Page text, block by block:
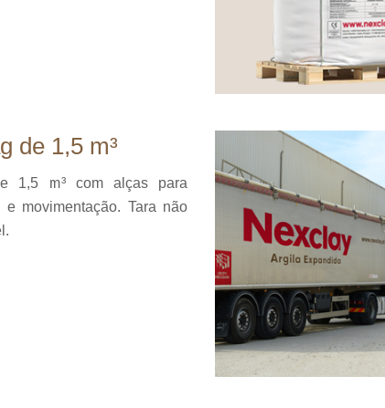
de 1,5 m³
1,5 m³ com alças para
e movimentação. Tara não